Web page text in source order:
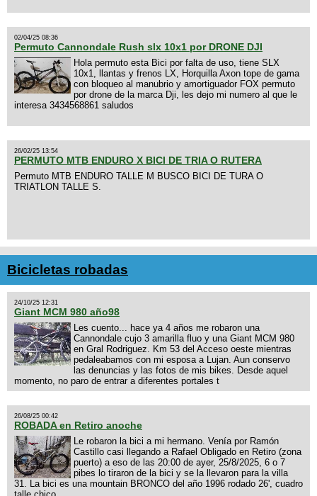
02/04/25 08:36
Permuto Cannondale Rush slx 10x1 por DRONE DJI
Hola permuto esta Bici por falta de uso, tiene SLX
10x1, llantas y frenos LX, Horquilla Axon tope de gama
con bloqueo al manubrio y amortiguador FOX permuto
por drone de la marca Dji, les dejo mi numero al que le
interesa 3434568861 saludos
26/02/25 13:54
PERMUTO MTB ENDURO X BICI DE TRIA O RUTERA
Permuto MTB ENDURO TALLE M BUSCO BICI DE TURA O
TRIATLON TALLE S.
Bicicletas robadas
24/10/25 12:31
Giant MCM 980 año98
Les cuento... hace ya 4 años me robaron una
Cannondale cujo 3 amarilla fluo y una Giant MCM 980
en Gral Rodriguez. Km 53 del Acceso oeste mientras
pedaleabamos con mi esposa a Lujan. Aun conservo
las denuncias y las fotos de mis bikes. Desde aquel
momento, no paro de entrar a diferentes portales t
26/08/25 00:42
ROBADA en Retiro anoche
Le robaron la bici a mi hermano. Venía por Ramón
Castillo casi llegando a Rafael Obligado en Retiro (zona
puerto) a eso de las 20:00 de ayer, 25/8/2025, 6 o 7
pibes lo tiraron de la bici y se la llevaron para la villa
31. La bici es una mountain BRONCO del año 1996 rodado 26', cuadro